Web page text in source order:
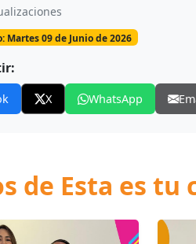
leche o mazapán por
Martes 09 de Junio de 2026
X WhatsApp
de Esta es tu